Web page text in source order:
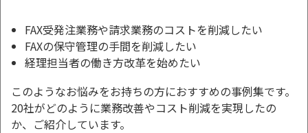
FAX受発注業務や請求業務のコストを削減したい
FAXの保守管理の手間を削減したい
経理担当者の働き方改革を始めたい
このようなお悩みをお持ちの方におすすめの事例集です。
20社がどのように業務改善やコスト削減を実現したの
か、ご紹介しています。